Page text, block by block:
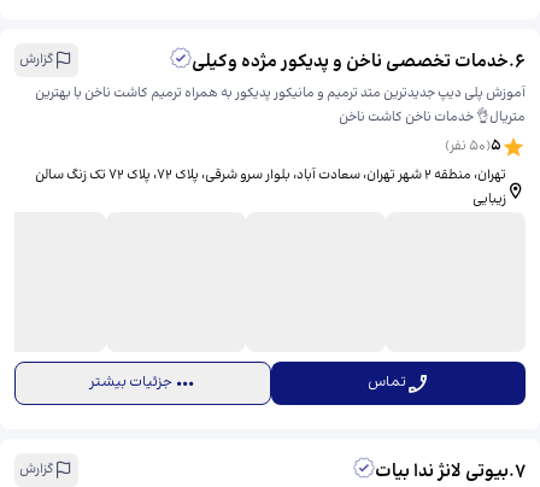
6
.خدمات تخصصی ناخن و پدیکور مژده وکیلی
گزارش
آموزش پلی دیپ جدیدترین متد ترمیم و مانیکور پدیکور به همراه ترمیم کاشت ناخن با بهترین
متریال👌 خدمات ناخن کاشت ناخن
5
(
50 نفر)
تهران، منطقه ۲ شهر تهران، سعادت آباد، بلوار سرو شرقی، پلاک 72، ​پلاک ۷۲ تک زنگ سالن
زیبایی
تماس جزئیات بیشتر
7
.بیوتی لانژ ندا بیات
گزارش